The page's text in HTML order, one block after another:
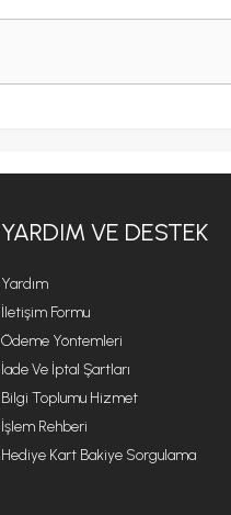
YARDIM VE DESTEK
Yardım
İletişim Formu
Ödeme Yöntemleri
İade Ve İptal Şartları
Bilgi Toplumu Hizmet
İşlem Rehberi
Hediye Kart Bakiye Sorgulama